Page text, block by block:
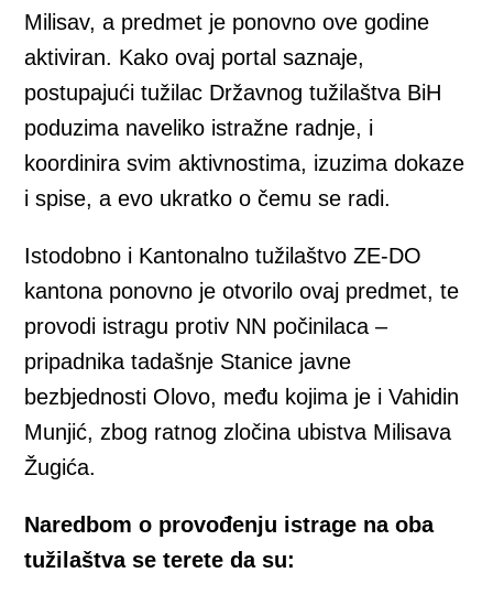
Milisav, a predmet je ponovno ove godine
aktiviran. Kako ovaj portal saznaje,
postupajući tužilac Državnog tužilaštva BiH
poduzima naveliko istražne radnje, i
koordinira svim aktivnostima, izuzima dokaze
i spise, a evo ukratko o čemu se radi.
Istodobno i Kantonalno tužilaštvo ZE-DO
kantona ponovno je otvorilo ovaj predmet, te
provodi istragu protiv NN počinilaca –
pripadnika tadašnje Stanice javne
bezbjednosti Olovo, među kojima je i Vahidin
Munjić, zbog ratnog zločina ubistva Milisava
Žugića.
Naredbom o provođenju istrage na oba
tužilaštva se terete da su: